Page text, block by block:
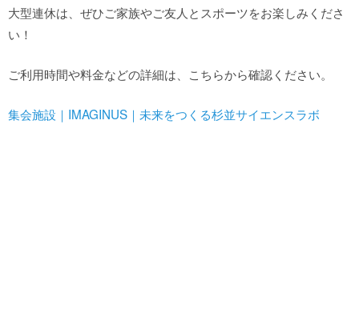
団体や企業利用に関するご案内
お知らせ
大型連休は、ぜひご家族やご友人とスポーツをお楽しみくださ
い！
ご利用時間や料金などの詳細は、こちらから確認ください。
集会施設｜IMAGINUS｜未来をつくる杉並サイエンスラボ